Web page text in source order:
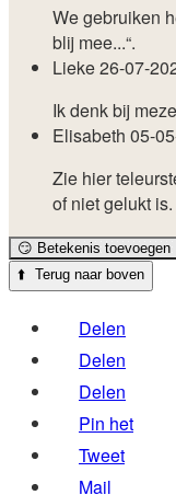
We gebruiken
blij mee...“.
Lieke26-07-
Ik denk bij
Elisabeth 05-
Zie hier
of niet gelukt
😏 Betekenis toevoegen
⬆️ Terug naar boven
Delen
Delen
Delen
Pin het
Tweet
Mail